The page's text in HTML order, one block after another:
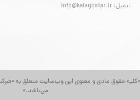
حقوق مادی و معنوی این وب‌سایت متعلق به «شرکت
می‌باشد.»
ایمیل: info@kalagostar.ir